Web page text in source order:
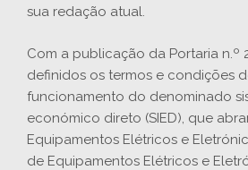
sua redação atual.
Com a publicação da Portaria n.º
definidos os termos e condições
funcionamento do denominado
económico direto (SIED), que
Equipamentos Elétricos e
de Equipamentos Elétricos e